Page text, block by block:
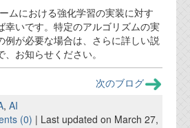
ムにおける強化学習の実装に対す
幸いです。特定のアルゴリズムの実
例が必要な場合は、さらに詳しい説
お知らせください。
次のブログ
, AI
(0) | Last updated on March 27,